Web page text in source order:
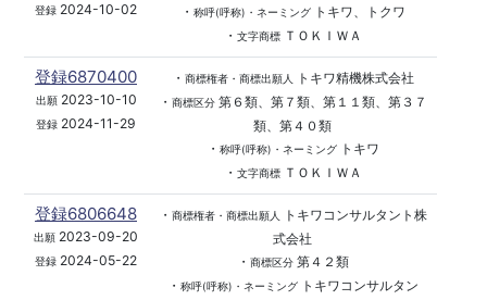
登録 2024-10-02
・ 称呼(呼称)・ネーミングトキワ、トクワ
・ 文字商標ＴＯＫＩＷＡ
登録6870400
出願2023-10-10
登録 2024-11-29
・ 商標権者・商標出願人
トキワ精機株式会社
・ 商標区分第６類、第７類、第１１類、第３７
類、第４０類
・ 称呼(呼称)・ネーミングトキワ
・ 文字商標ＴＯＫＩＷＡ
登録6806648
出願 2023-09-20
登録 2024-05-22
・ 商標権者・商標出願人
トキワコンサルタント株
式会社
・ 商標区分第４２類
・ 称呼(呼称)・ネーミングトキワコンサルタン